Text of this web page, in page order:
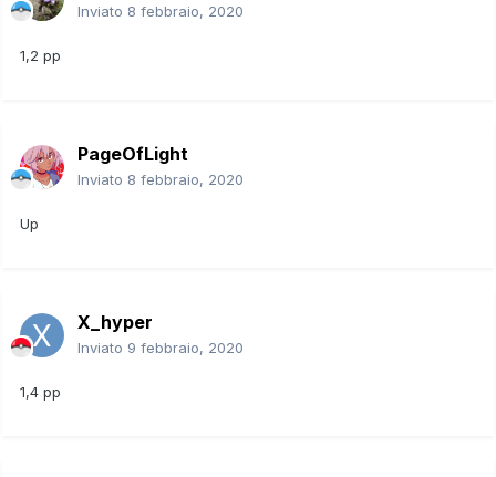
Inviato 8 febbraio, 2020
1,2 pp
PageOfLight
Inviato 8 febbraio, 2020
Up
X_hyper
Inviato 9 febbraio, 2020
1,4 pp